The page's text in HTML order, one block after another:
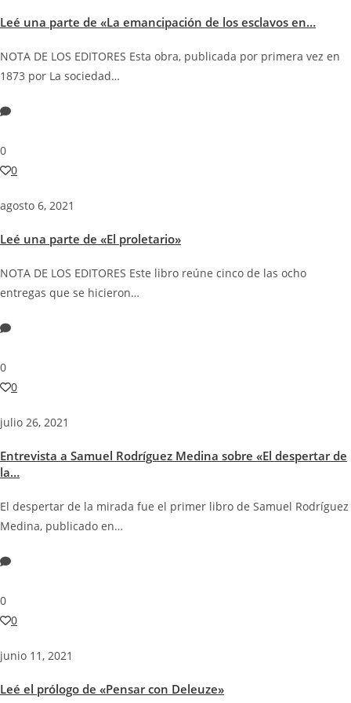
Leé una parte de «La emancipación de los esclavos en…
NOTA DE LOS EDITORES Esta obra, publicada por primera vez en
1873 por La sociedad…
0
0
agosto 6, 2021
Leé una parte de «El proletario»
NOTA DE LOS EDITORES Este libro reúne cinco de las ocho
entregas que se hicieron…
0
0
julio 26, 2021
Entrevista a Samuel Rodríguez Medina sobre «El despertar de
la…
El despertar de la mirada fue el primer libro de Samuel Rodríguez
Medina, publicado en…
0
0
junio 11, 2021
Leé el prólogo de «Pensar con Deleuze»